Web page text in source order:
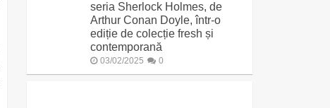
seria Sherlock Holmes, de
Arthur Conan Doyle, într-o
ediție de colecție fresh și
contemporană
03/02/2025 0